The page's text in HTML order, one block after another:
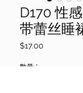
D170 性
带蕾丝睡
$17.00
數量 *